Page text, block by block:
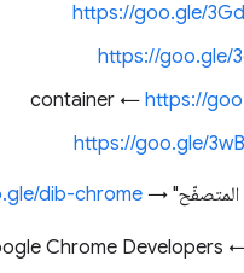
https://goo.gle/
https://goo.gle/
https://
https://goo.gle/
المتصفّح" → dib-chrome